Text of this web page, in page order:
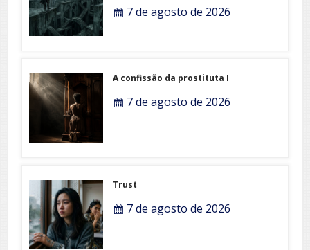
7 de agosto de 2026
A confissão da prostituta I
7 de agosto de 2026
Trust
7 de agosto de 2026